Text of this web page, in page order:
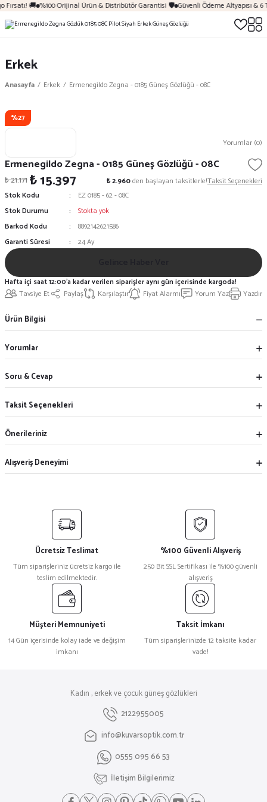
🚚 %100 Orijinal Ürün & Distribütör Garantisi 🛡️ Güvenli Ödeme Altyapısı &
Erkek
Anasayfa Erkek Ermenegildo Zegna - 0185 Güneş Gözlüğü - 08C
%27
Yorumlar (0)
Ermenegildo Zegna - 0185 Güneş Gözlüğü - 08C
₺ 21.171₺ 15.397 ₺ 2.960den başlayan taksitlerle!Taksit Seçenekleri
Stok Kodu
EZ 0185 - 62 - 08C
Stok Durumu
Stokta yok
Barkod Kodu
8892142621586
Garanti Süresi
24 Ay
Tavsiye Et Paylaş Karşılaştır Fiyat Alarmı Yorum Yaz Yazdır
Hafta içi saat 12:00'a kadar verilen siparişler aynı gün içerisinde kargoda!
Ürün Bilgisi
Yorumlar
Soru & Cevap
Taksit Seçenekleri
Önerileriniz
Alışveriş Deneyimi
Ücretsiz Teslimat
Tüm siparişleriniz ücretsiz kargo ile
teslim edilmektedir.
%100 Güvenli Alışveriş
250 Bit SSL Sertifikası ile %100 güvenli
alışveriş
Müşteri Memnuniyeti
14 Gün içerisinde kolay iade ve değişim
imkanı
Taksit İmkanı
Tüm siparişlerinizde 12 taksite kadar
vade!
Kadın , erkek ve çocuk güneş gözlükleri
2122955005
info@kuvarsoptik.com.tr
0555 095 66 53
İletişim Bilgilerimiz